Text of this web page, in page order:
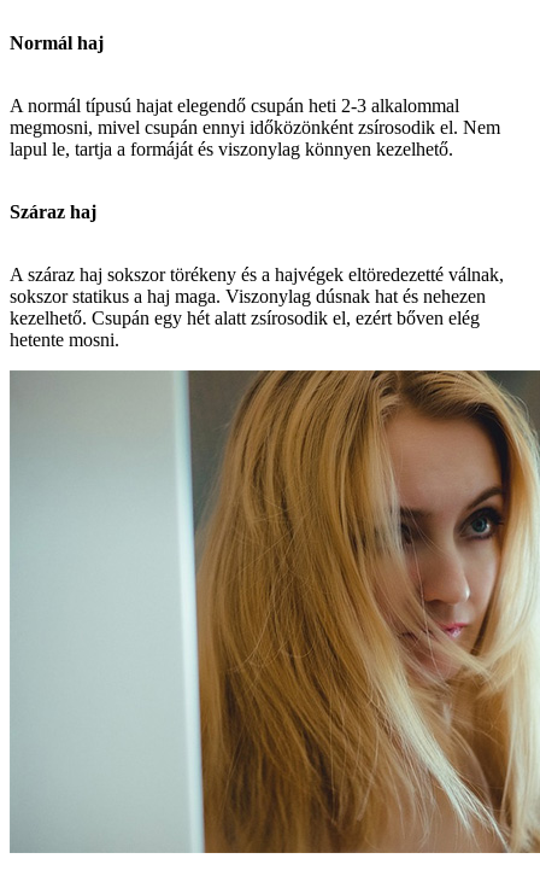
Normál haj
A normál típusú hajat elegendő csupán heti 2-3 alkalommal
megmosni, mivel csupán ennyi időközönként zsírosodik el. Nem
lapul le, tartja a formáját és viszonylag könnyen kezelhető.
Száraz haj
A száraz haj sokszor törékeny és a hajvégek eltöredezetté válnak,
sokszor statikus a haj maga. Viszonylag dúsnak hat és nehezen
kezelhető. Csupán egy hét alatt zsírosodik el, ezért bőven elég
hetente mosni.